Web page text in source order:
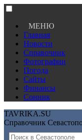
МЕНЮ
Главная
Новости
Справочник
Фотографии
Погода
Сайты
Финансы
Сонник
TAVRIKA.SU
Справочник